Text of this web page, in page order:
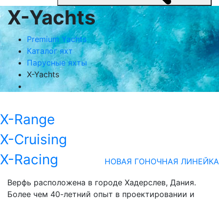
X-Yachts
Premium Yachts
Каталог яхт
Парусные яхты
X-Yachts
X-Range
X-Cruising
X-Racing
НОВАЯ ГОНОЧНАЯ ЛИНЕЙКА
Верфь расположена в городе Хадерслев, Дания.
Более чем 40-летний опыт в проектировании и